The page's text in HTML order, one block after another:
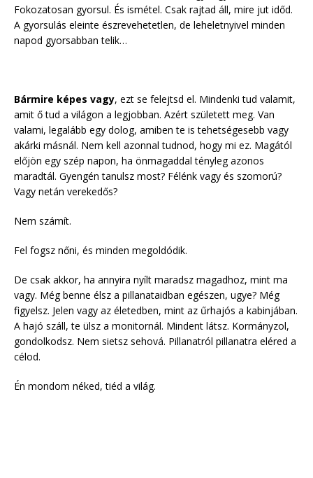
Fokozatosan gyorsul. És ismétel. Csak rajtad áll, mire jut időd.
A gyorsulás eleinte észrevehetetlen, de leheletnyivel minden
napod gyorsabban telik…
Bármire képes vagy, ezt se felejtsd el. Mindenki tud valamit,
amit ő tud a világon a legjobban. Azért született meg. Van
valami, legalább egy dolog, amiben te is tehetségesebb vagy
akárki másnál. Nem kell azonnal tudnod, hogy mi ez. Magától
előjön egy szép napon, ha önmagaddal tényleg azonos
maradtál. Gyengén tanulsz most? Félénk vagy és szomorú?
Vagy netán verekedős?
Nem számít.
Fel fogsz nőni, és minden megoldódik.
De csak akkor, ha annyira nyílt maradsz magadhoz, mint ma
vagy. Még benne élsz a pillanataidban egészen, ugye? Még
figyelsz. Jelen vagy az életedben, mint az űrhajós a kabinjában.
A hajó száll, te ülsz a monitornál. Mindent látsz. Kormányzol,
gondolkodsz. Nem sietsz sehová. Pillanatról pillanatra eléred a
célod.
Én mondom néked, tiéd a világ.